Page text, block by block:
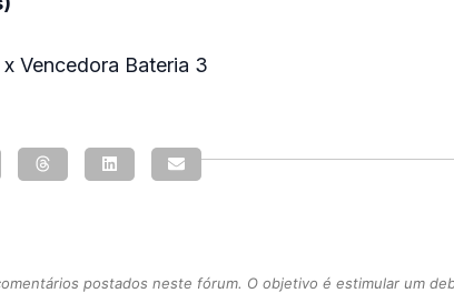
Vencedora Bateria 3
postados neste fórum. O objetivo é estimular um